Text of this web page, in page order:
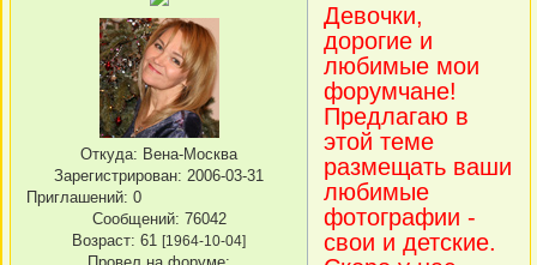
Откуда: Вена-Москва
Зарегистрирован: 2006-03-31
Приглашений: 0
Сообщений: 76042
Возраст: 61 [1964-10-04]
Девочки,
дорогие и
любимые мои
форумчане!
Предлагаю в
этой теме
размещать ваши
любимые
фотографии -
свои и детские.